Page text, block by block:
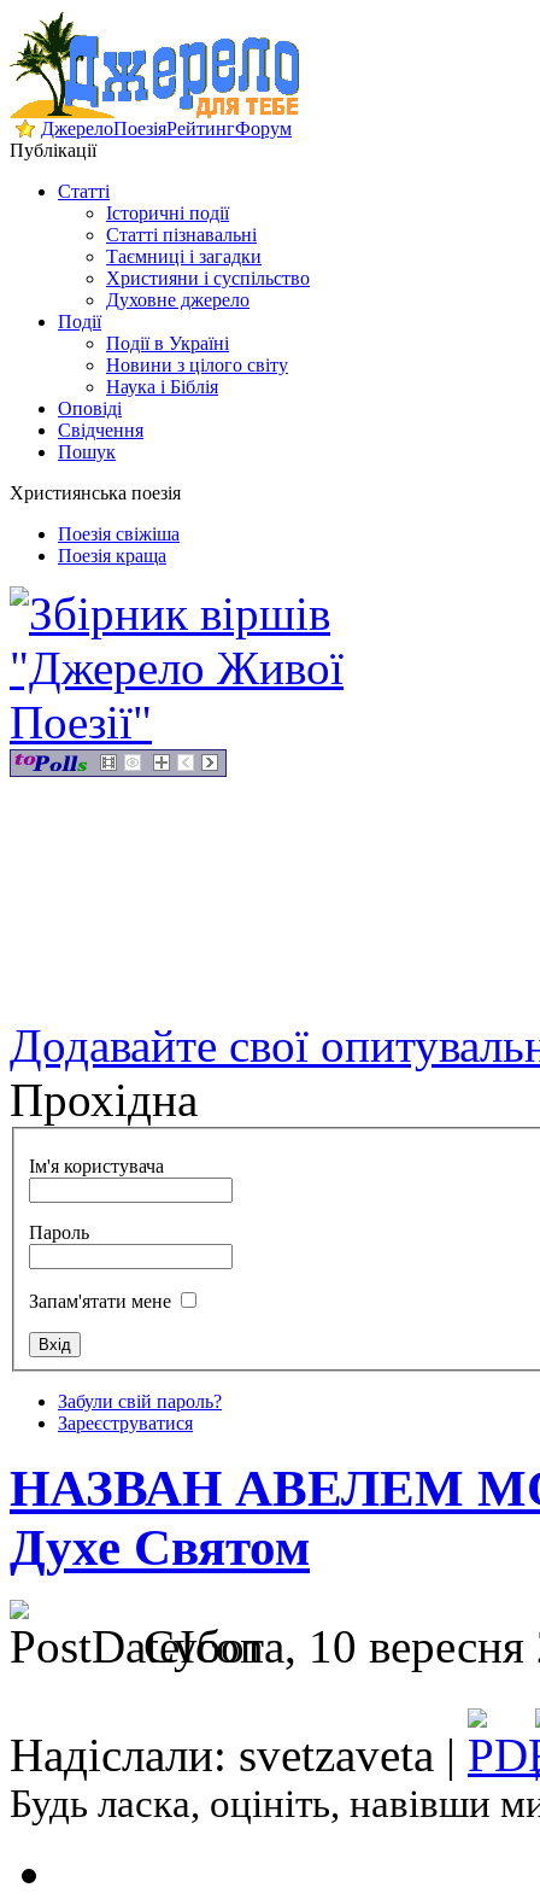
ДжерелоПоезіяРейтингФорум
Публікації
Статті
Історичні події
Статті пізнавальні
Таємниці і загадки
Християни і суспільство
Духовне джерело
Події
Події в Україні
Новини з цілого світу
Наука і Біблія
Оповіді
Свідчення
Пошук
Християнська поезія
Поезія свіжіша
Поезія краща
Додавайте свої
Прохідна
Ім'я користувача
Пароль
Запам'ятати мене
Забули свій пароль?
Зареєструватися
НАЗВАН АВЕЛЕМ
Духе Святом
Субота, 10
Надіслали: svetzaveta |
Будь ласка, оцініть, навівши